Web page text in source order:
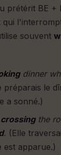
prétérit BE +
qui
souvent
dinner
préparais le
a sonné.)
the
. (Elle
est apparue.)